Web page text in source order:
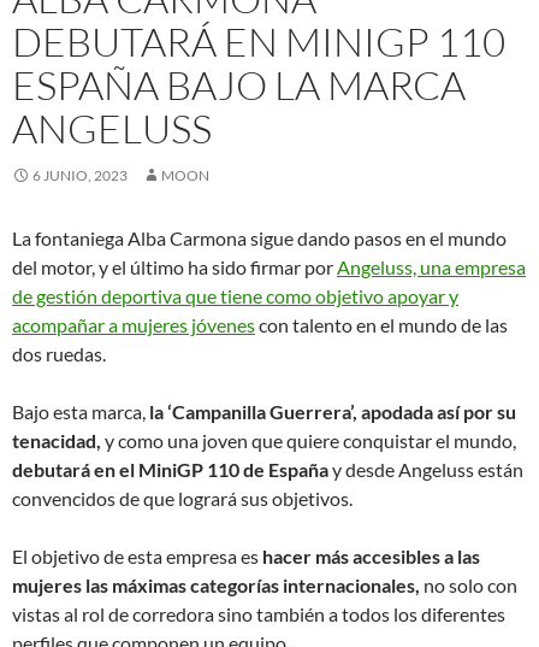
DEBUTARÁ EN MINIGP 110
ESPAÑA BAJO LA MARCA
ANGELUSS
6 JUNIO, 2023 MOON
La fontaniega Alba Carmona sigue dando pasos en el mundo
del motor, y el último ha sido firmar porAngeluss, una empresa
de gestión deportiva que tiene como objetivo apoyar y
acompañar a mujeres jóvenescon talento en el mundo de las
dos ruedas.
Bajo esta marca, la ‘Campanilla Guerrera’, apodada así por su
tenacidad, y como una joven que quiere conquistar el mundo,
debutará en el MiniGP 110 de Españay desde Angeluss están
convencidos de que logrará sus objetivos.
El objetivo de esta empresa es hacer más accesibles a las
mujeres las máximas categorías internacionales, no solo con
vistas al rol de corredora sino también a todos los diferentes